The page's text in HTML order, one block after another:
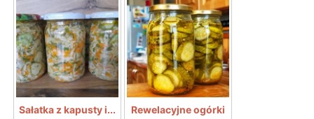
Sałatka z kapusty i...
Rewelacyjne ogórki